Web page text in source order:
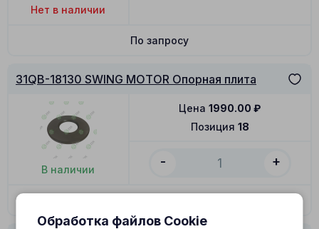
Нет в наличии
По запросу
31QB-18130 SWING MOTOR Опорная плита
В наличии
Позиция 18
Цена 1990.00 ₽
- +
Обработка файлов Cookie